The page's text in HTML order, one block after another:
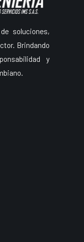
soluciones,
Brindando
y